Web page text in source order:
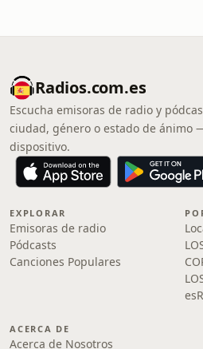
Radios.com.es
Escucha emisoras de radio y
ciudad, género o estado de ánimo
dispositivo.
EXPLORAR
Emisoras de radio
Pódcasts
Canciones Populares
ACERCA DE
Acerca de Nosotros